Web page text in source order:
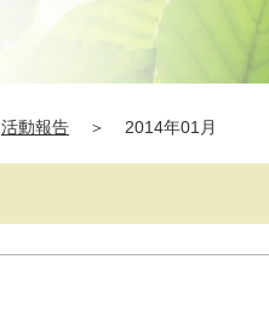
活動報告 ＞ 2014年01月